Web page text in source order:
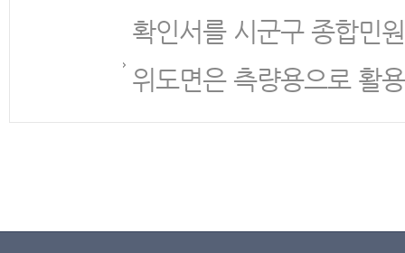
확인서를 시군구 종합민
위도면은 측량용으로 활